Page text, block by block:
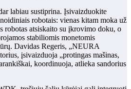
labiau sustiprina. Įsivaizduokite
robotais: vienas kitam moka už
robotas atsiskaito su įkrovimo doku, o
stabiliomis monetomis
Davidas Regeris, „NEURA
įsivaizduoja „protingas mašinas,
koordinuoja, atlieka sandorius